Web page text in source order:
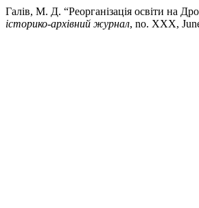
Галів, М. Д. “Реорганізація освіти на
історико-архівний журнал, no. XXX,